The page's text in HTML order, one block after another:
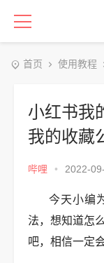
首页 使用教程
小红书我
我的收藏
哔哩 • 2022-
今天小编为
法，想知道怎
吧，相信一定